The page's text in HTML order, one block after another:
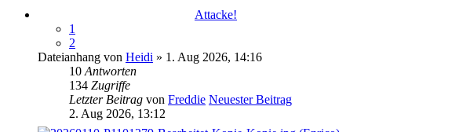
Attacke!
1
2
Dateianhang von Heidi » 1. Aug 2026, 14:16
10 Antworten
134 Zugriffe
Letzter Beitrag von Freddie Neuester Beitrag
2. Aug 2026, 13:12